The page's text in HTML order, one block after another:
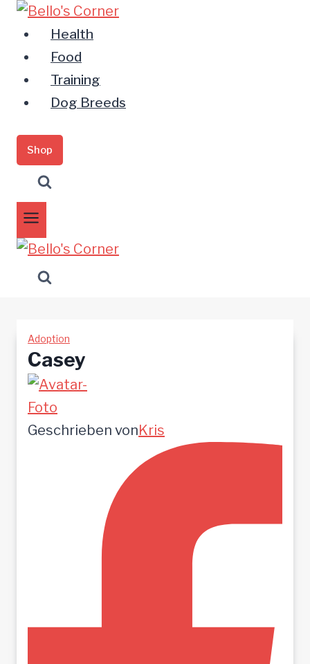
Zum
Inhalt
springen
Health
Food
Training
Dog Breeds
Shop
Adoption
Casey
Geschrieben vonKris